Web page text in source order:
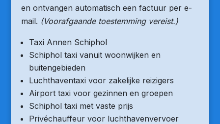
en ontvangen automatisch een factuur per e-
mail. (Voorafgaande toestemming vereist.)
Taxi Annen Schiphol
Schiphol taxi vanuit woonwijken en
buitengebieden
Luchthaventaxi voor zakelijke reizigers
Airport taxi voor gezinnen en groepen
Schiphol taxi met vaste prijs
Privéchauffeur voor luchthavenvervoer